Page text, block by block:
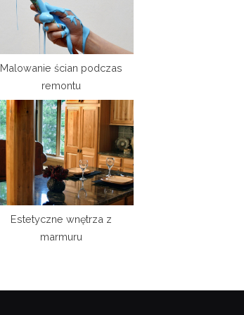
Malowanie ścian podczas
remontu
Estetyczne wnętrza z
marmuru